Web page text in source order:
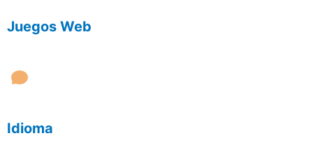
Juegos Web
Idioma